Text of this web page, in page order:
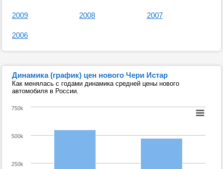
2009 2008 2007
2006
Динамика (график) цен нового Чери Истар
Как менялась с годами динамика средней цены нового
автомобиля в России.
250k
500k
750k